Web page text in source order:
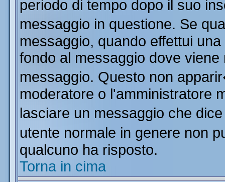
periodo di tempo dopo il suo
messaggio in questione. Se
messaggio, quando effettui
fondo al messaggio dove
messaggio. Questo non
moderatore o l'amministratore
lasciare un messaggio che
utente normale in genere non
qualcuno ha risposto.
Torna in cima